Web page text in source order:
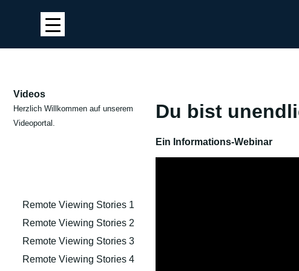
Videos
Herzlich Willkommen auf unserem
Videoportal.
Remote Viewing Stories 1
Remote Viewing Stories 2
Remote Viewing Stories 3
Remote Viewing Stories 4
Du bist
Ein Informations-Webinar